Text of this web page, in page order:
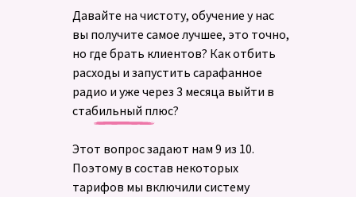
Давайте на чистоту, обучение у нас
вы получите самое лучшее, это точно,
но где брать клиентов? Как отбить
расходы и запустить сарафанное
радио и уже через 3 месяца выйти в
стабильный плюс?
Этот вопрос задают нам 9 из 10.
Поэтому в состав некоторых
тарифов мы включили систему